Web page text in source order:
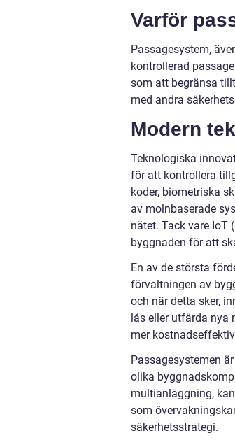
Varför
Passagesystem,
kontrollerad
som att begränsa
med andra
Modern
Teknologiska
för att kontrollera
koder, biometriska
av molnbaserade
nätet. Tack vare IoT
byggnaden för att
En av de största
förvaltningen av
och när detta sker,
lås eller utfärda nya
mer
Passagesystemen
olika
multianläggning,
som
säkerhetsstrategi.